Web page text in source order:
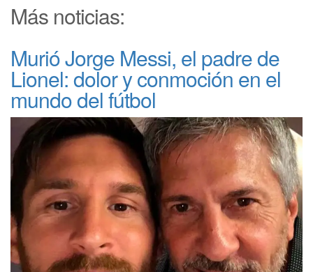
Más noticias:
Murió Jorge Messi, el padre de
Lionel: dolor y conmoción en el
mundo del fútbol